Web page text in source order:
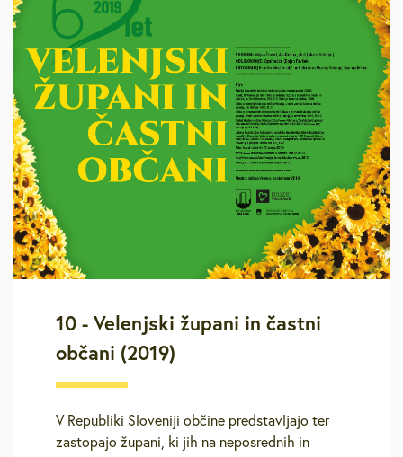
10 - Velenjski župani in častni
občani (2019)
V Republiki Sloveniji občine predstavljajo ter
zastopajo župani, ki jih na neposrednih in